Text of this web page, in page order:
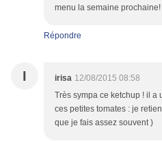
menu la semaine
Répondre
I irisa 12/08/2015 08:58
Très sympa ce ketchup ! il a
ces petites tomates : je
que je fais assez souvent )